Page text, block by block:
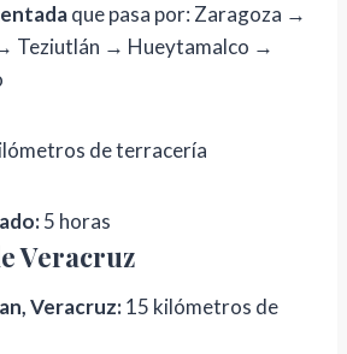
que pasa por: Zaragoza →
Teziutlán → Hueytamalco →
de terracería
5 horas
Veracruz
Veracruz:15 kilómetros de